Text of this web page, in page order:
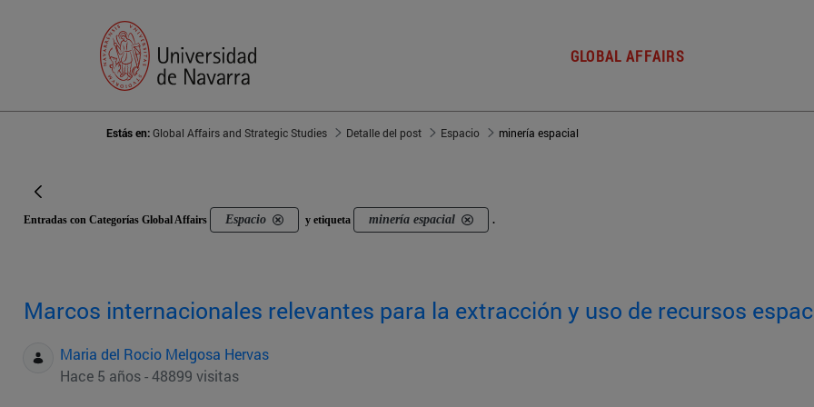
GLOBAL AFFAIRS
Estás en:Global Affairs and Strategic Studies Detalle del post Espacio minería espacial
Entradas con Categorías Global Affairs Espacio y etiqueta minería espacial .
Marcos internacionales relevantes para la extracción y uso de recursos
Maria del Rocio Melgosa Hervas
Hace 5 años - 48899 visitas